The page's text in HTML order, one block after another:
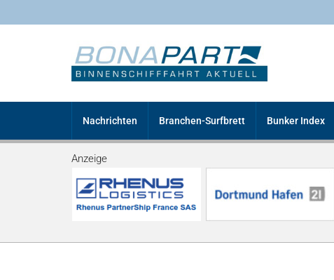
Nachrichten Branchen-Surfbrett Bunker Index
Anzeige